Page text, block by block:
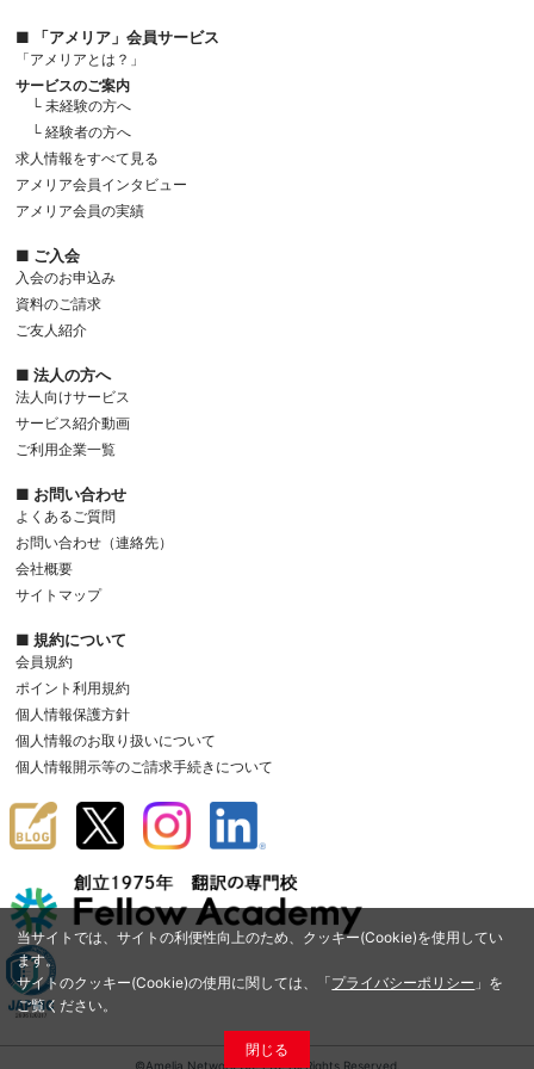
当サイトでは、サイトの利便性向上のため、クッキー(Cookie)を使用してい
ます。
サイトのクッキー(Cookie)の使用に関しては、「プライバシーポリシー 」を
ご覧ください。
閉じる
■ 「アメリア」会員サービス
「アメリアとは？」
サービスのご案内
└ 未経験の方へ
└ 経験者の方へ
求人情報をすべて見る
アメリア会員インタビュー
アメリア会員の実績
■ ご入会
入会のお申込み
資料のご請求
ご友人紹介
■ 法人の方へ
法人向けサービス
サービス紹介動画
ご利用企業一覧
■ お問い合わせ
よくあるご質問
お問い合わせ（連絡先）
会社概要
サイトマップ
■ 規約について
会員規約
ポイント利用規約
個人情報保護方針
個人情報のお取り扱いについて
個人情報開示等のご請求手続きについて
©Amelia Network Co.,Ltd. All Rights Reserved.